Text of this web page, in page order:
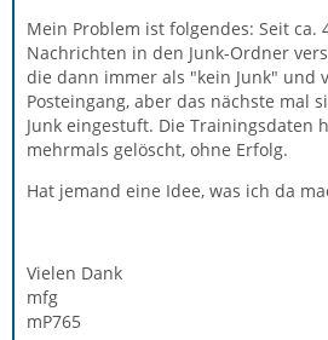
Mein Problem ist folgendes: Seit ca.
Nachrichten in den Junk-Ordner
die dann immer als "kein Junk" und
Posteingang, aber das nächste mal
Junk eingestuft. Die Trainingsdaten
mehrmals gelöscht, ohne Erfolg.
Hat jemand eine Idee, was ich da
Vielen Dank
mfg
mP765